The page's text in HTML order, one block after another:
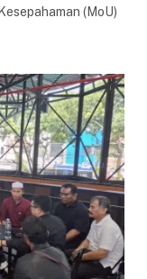
(MoU)